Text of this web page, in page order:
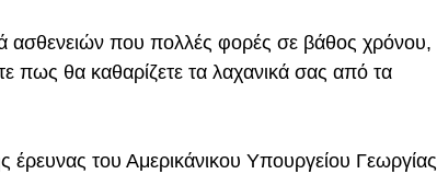
ασθενειών που πολλές φορές σε βάθος χρόνου,
πως θα καθαρίζετε τα λαχανικά σας από τα
του Αμερικάνικου Υπουργείου Γεωργίας